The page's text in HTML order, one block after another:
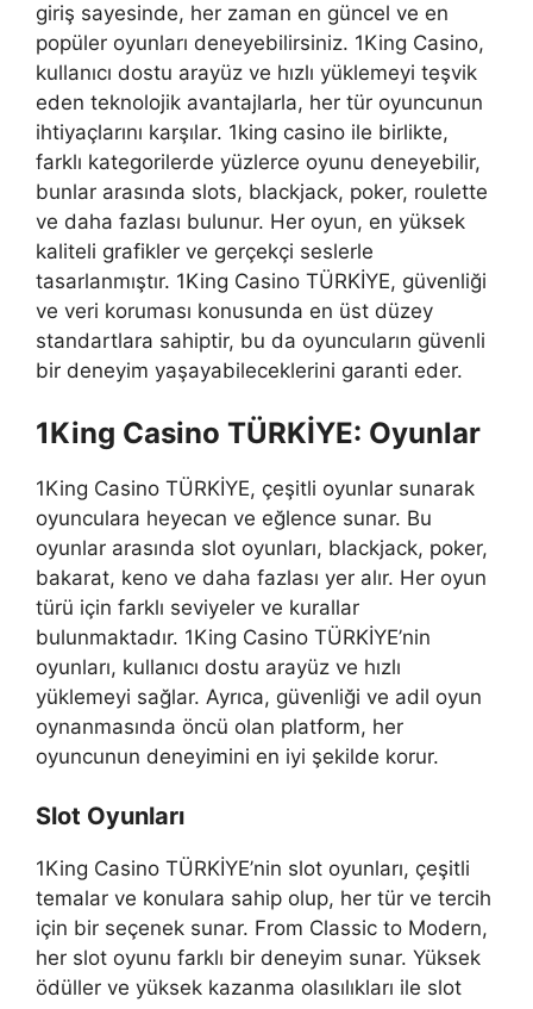
giriş sayesinde, her zaman en güncel ve en
popüler oyunları deneyebilirsiniz. 1King Casino,
kullanıcı dostu arayüz ve hızlı yüklemeyi teşvik
eden teknolojik avantajlarla, her tür oyuncunun
ihtiyaçlarını karşılar. 1king casino ile birlikte,
farklı kategorilerde yüzlerce oyunu deneyebilir,
bunlar arasında slots, blackjack, poker, roulette
ve daha fazlası bulunur. Her oyun, en yüksek
kaliteli grafikler ve gerçekçi seslerle
tasarlanmıştır. 1King Casino TÜRKİYE, güvenliği
ve veri koruması konusunda en üst düzey
standartlara sahiptir, bu da oyuncuların güvenli
bir deneyim yaşayabileceklerini garanti eder.
1King Casino TÜRKİYE: Oyunlar
1King Casino TÜRKİYE, çeşitli oyunlar sunarak
oyunculara heyecan ve eğlence sunar. Bu
oyunlar arasında slot oyunları, blackjack, poker,
bakarat, keno ve daha fazlası yer alır. Her oyun
türü için farklı seviyeler ve kurallar
bulunmaktadır. 1King Casino TÜRKİYE’nin
oyunları, kullanıcı dostu arayüz ve hızlı
yüklemeyi sağlar. Ayrıca, güvenliği ve adil oyun
oynanmasında öncü olan platform, her
oyuncunun deneyimini en iyi şekilde korur.
Slot Oyunları
1King Casino TÜRKİYE’nin slot oyunları, çeşitli
temalar ve konulara sahip olup, her tür ve tercih
için bir seçenek sunar. From Classic to Modern,
her slot oyunu farklı bir deneyim sunar. Yüksek
ödüller ve yüksek kazanma olasılıkları ile slot